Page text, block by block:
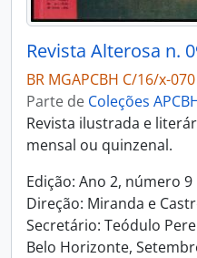
Revista Alterosa n.
BR MGAPCBH C/16/x-070
Parte de Coleções
Revista ilustrada e
mensal ou quinzenal.
Edição: Ano 2, número 9
Direção: Miranda e
Secretário: Teódulo
Belo Horizonte,